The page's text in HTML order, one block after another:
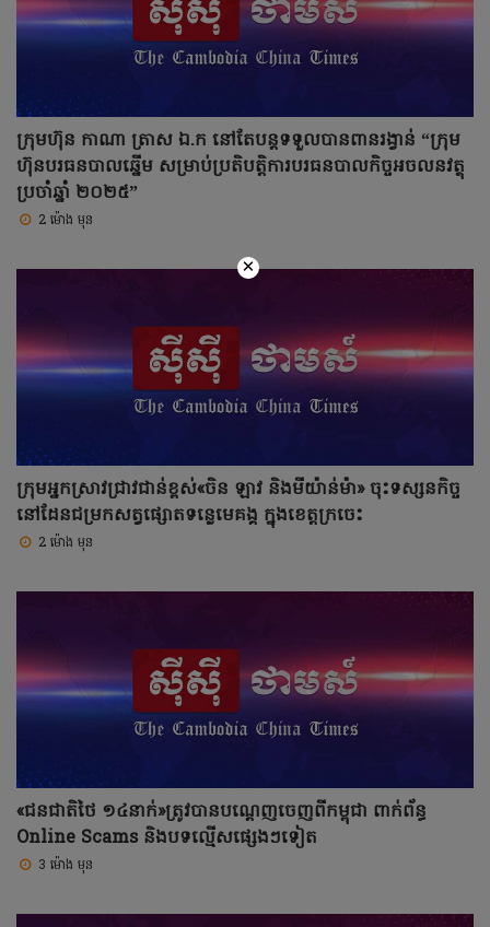
ក្រុមហ៊ុន កាណា ត្រាស​ ឯ.ក នៅតែបន្តទទួលបានពានរង្វាន់ “ក្រុម
ហ៊ុនបរធនបាលឆ្នើម សម្រាប់ប្រតិបត្តិការបរធនបាលកិច្ចអចលនវត្ថុ
ប្រចាំឆ្នាំ ២០២៥”
2 ម៉ោង មុន
ក្រុមអ្នកស្រាវជ្រាវជាន់ខ្ពស់«ចិន ឡាវ និងមីយ៉ាន់ម៉ា» ចុះទស្សនកិច្ច
នៅដែនជម្រកសត្វផ្សោតទន្លេមេគង្គ ក្នុងខេត្តក្រចេះ
2 ម៉ោង មុន
«ជនជាតិថៃ ១៤នាក់»ត្រូវបានបណ្ដេញចេញពីកម្ពុជា ពាក់ព័ន្ធ
Online Scams និងបទល្មើសផ្សេងៗទៀត
3 ម៉ោង មុន
×